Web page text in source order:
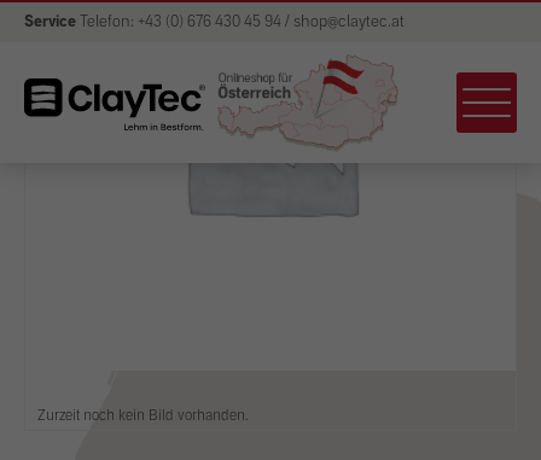
Service Telefon: +43 (0) 676 430 45 94 / shop@claytec.at
Zurzeit noch kein Bild vorhanden.